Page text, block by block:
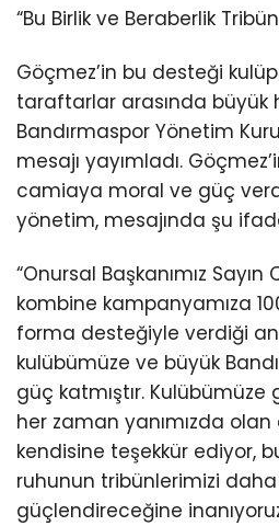
“Bu Birlik ve Beraberlik
Göçmez’in bu desteği
taraftarlar arasında büyük
Bandırmaspor Yönetim
mesajı yayımladı.
camiaya moral ve güç
yönetim, mesajında şu
“Onursal Başkanımız Sayın
kombine kampanyamıza
forma desteğiyle verdiği
kulübümüze ve büyük
güç katmıştır.
her zaman yanımızda
kendisine teşekkür ediyor,
ruhunun tribünlerimizi
güçlendireceğine